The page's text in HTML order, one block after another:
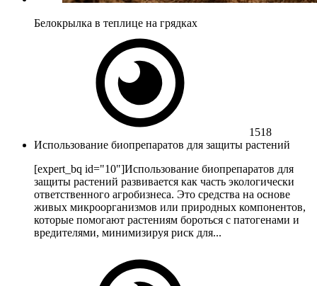
Белокрылка в теплице на грядках
1518
Использование биопрепаратов для защиты растений
[expert_bq id="10"]Использование биопрепаратов для
защиты растений развивается как часть экологически
ответственного агробизнеса. Это средства на основе
живых микроорганизмов или природных компонентов,
которые помогают растениям бороться с патогенами и
вредителями, минимизируя риск для...